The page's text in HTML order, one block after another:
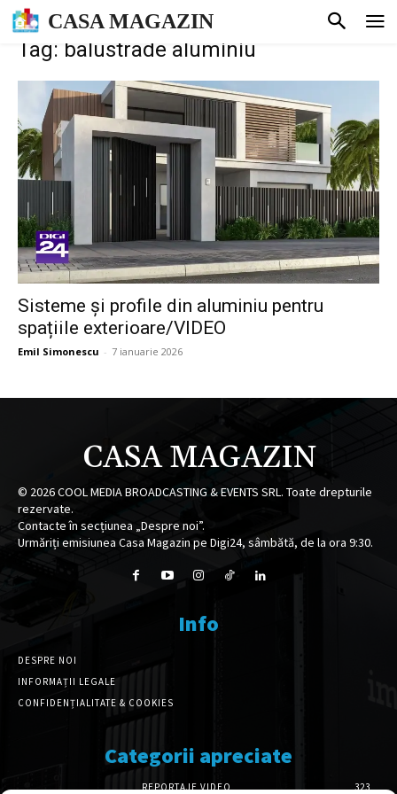
CASA MAGAZIN
Tag: balustrade aluminiu
Sisteme și profile din aluminiu pentru
spațiile exterioare/VIDEO
Emil Simonescu - 7 ianuarie 2026
CASA MAGAZIN
© 2026COOL MEDIA BROADCASTING & EVENTS SRL. Toate drepturile
rezervate.
Contacte în secțiunea „Despre noi”.
Urmăriți emisiunea Casa Magazin pe Digi24, sâmbătă, de la ora 9:30.
Info
DESPRE NOI
INFORMAȚII LEGALE
CONFIDENȚIALITATE & COOKIES
Categorii apreciate
REPORTAJE VIDEO 323